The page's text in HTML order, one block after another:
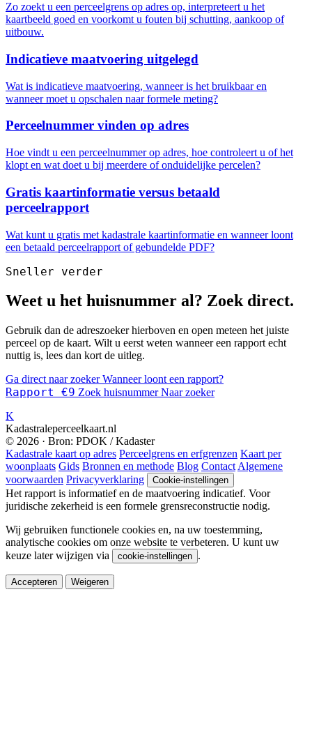
Zo zoekt u een perceelgrens op adres op, interpreteert u het
kaartbeeld goed en voorkomt u fouten bij schutting, aankoop of
uitbouw.
Indicatieve maatvoering uitgelegd
Wat is indicatieve maatvoering, wanneer is het bruikbaar en
wanneer moet u opschalen naar formele meting?
Perceelnummer vinden op adres
Hoe vindt u een perceelnummer op adres, hoe controleert u of het
klopt en wat doet u bij meerdere of onduidelijke percelen?
Gratis kaartinformatie versus betaald
perceelrapport
Wat kunt u gratis met kadastrale kaartinformatie en wanneer loont
een betaald perceelrapport of gebundelde PDF?
Sneller verder
Weet u het huisnummer al? Zoek direct.
Gebruik dan de adreszoeker hierboven en open meteen het juiste
perceel op de kaart. Wilt u eerst weten wanneer een rapport echt
nuttig is, lees dan kort de uitleg.
Ga direct naar zoekerWanneer loont een rapport?
Rapport €9 Zoek huisnummer Naar zoeker
K
Kadastraleperceelkaart.nl
© 2026 · Bron: PDOK / Kadaster
Kadastrale kaart op adres Perceelgrens en erfgrenzen Kaart per
woonplaats Gids Bronnen en methode Blog Contact Algemene
voorwaarden Privacyverklaring Cookie-instellingen
Het rapport is informatief en de maatvoering indicatief. Voor
juridische zekerheid is een formele grensreconstructie nodig.
Wij gebruiken functionele cookies en, na uw toestemming,
analytische cookies om onze website te verbeteren. U kunt uw
keuze later wijzigen via
cookie-instellingen .
Accepteren Weigeren